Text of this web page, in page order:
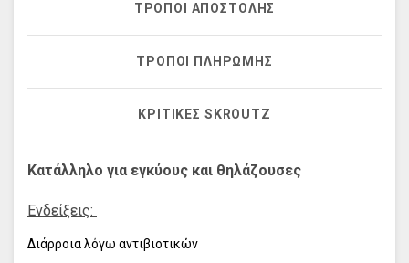
ΤΡΌΠΟΙ ΑΠΟΣΤΟΛΉΣ
ΤΡΌΠΟΙ ΠΛΗΡΩΜΉΣ
ΚΡΙΤΙΚΈΣ SKROUTZ
Κατάλληλο για εγκύους και θηλάζουσες
Ενδείξεις:
Διάρροια λόγω αντιβιοτικών